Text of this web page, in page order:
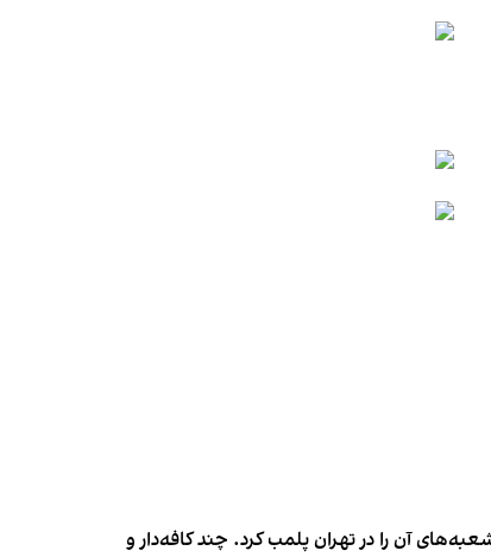
آن را در تهران پلمب کرد. چند کافه‌‌دار و